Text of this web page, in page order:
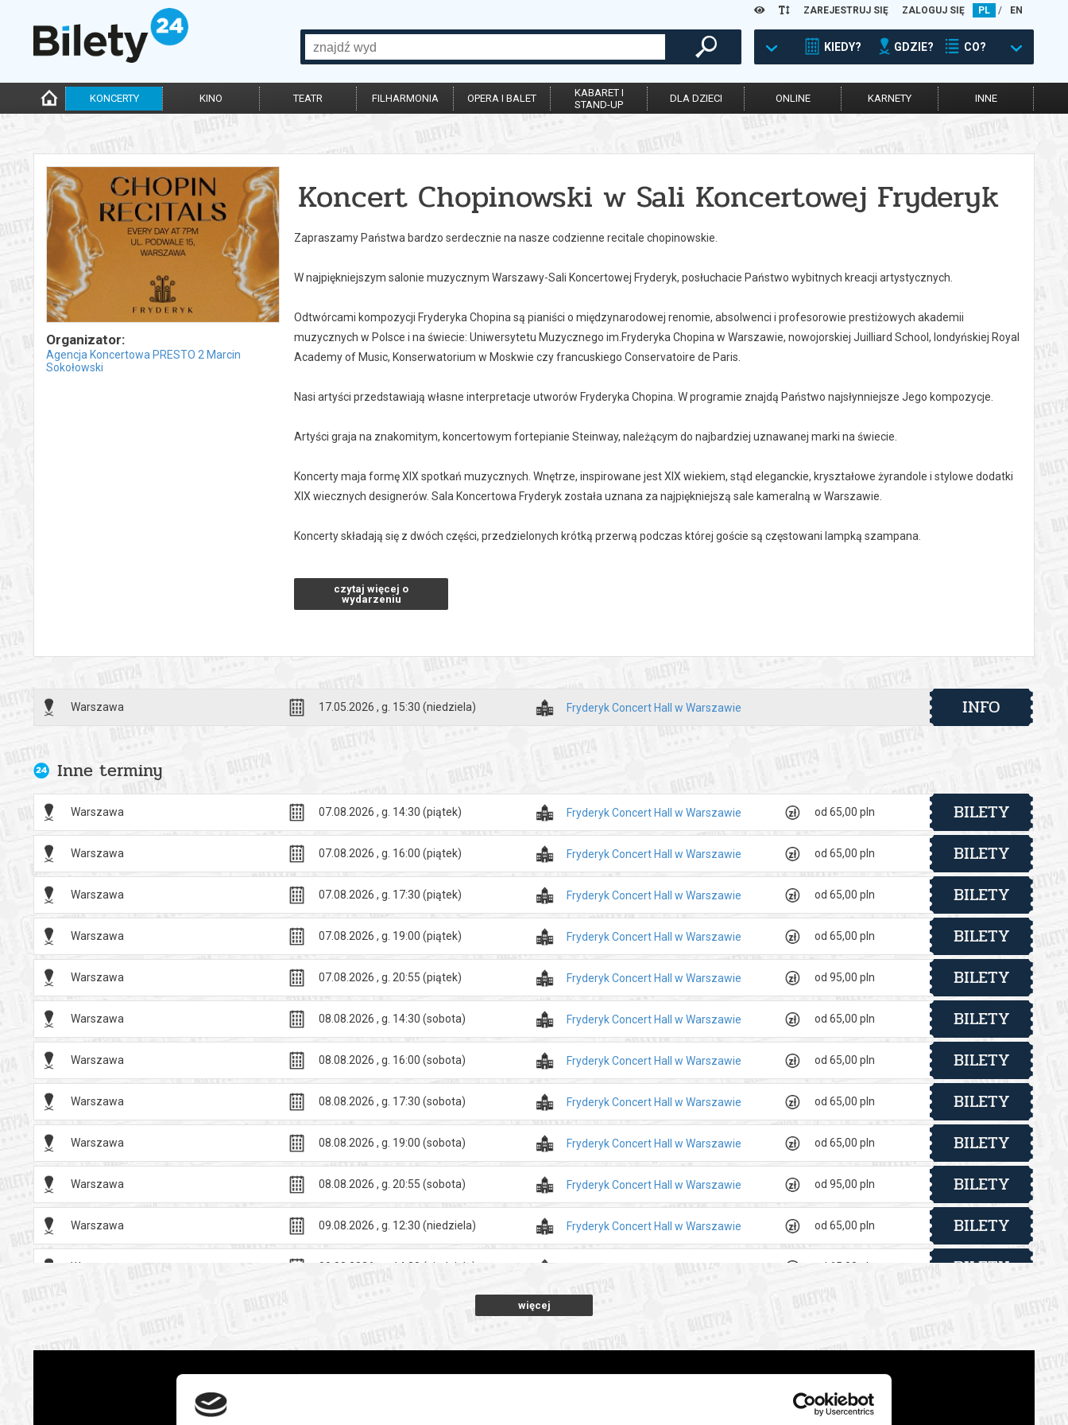
ZAREJESTRUJ SIĘ ZALOGUJ SIĘ PL / EN
KIEDY? GDZIE? CO?
KONCERTY KINO TEATR FILHARMONIA OPERA I BALET
KABARET I
STAND-UP
DLA DZIECI ONLINE KARNETY INNE
Organizator:
Agencja Koncertowa PRESTO 2 Marcin
Sokołowski
Koncert Chopinowski w Sali Koncertowej Fryderyk
Zapraszamy Państwa bardzo serdecznie na nasze codzienne recitale chopinowskie.
W najpiękniejszym salonie muzycznym Warszawy-Sali Koncertowej Fryderyk, posłuchacie Państwo wybitnych kreacji artystycznych.
Odtwórcami kompozycji Fryderyka Chopina są pianiści o międzynarodowej renomie, absolwenci i profesorowie prestiżowych akademii
muzycznych w Polsce i na świecie: Uniwersytetu Muzycznego im.Fryderyka Chopina w Warszawie, nowojorskiej Juilliard School, londyńskiej Royal
Academy of Music, Konserwatorium w Moskwie czy francuskiego Conservatoire de Paris.
Nasi artyści przedstawiają własne interpretacje utworów Fryderyka Chopina. W programie znajdą Państwo najsłynniejsze Jego kompozycje.
Artyści graja na znakomitym, koncertowym fortepianie Steinway, należącym do najbardziej uznawanej marki na świecie.
Koncerty maja formę XIX spotkań muzycznych. Wnętrze, inspirowane jest XIX wiekiem, stąd eleganckie, kryształowe żyrandole i stylowe dodatki
XIX wiecznych designerów. Sala Koncertowa Fryderyk została uznana za najpiękniejszą sale kameralną w Warszawie.
Koncerty składają się z dwóch części, przedzielonych krótką przerwą podczas której goście są częstowani lampką szampana.
Czas trwania koncertu: 1 godzina.
Bezpieczne zakupy w Bilety24. W przypadku odwołania wydarzenia, gwarantujemy automatyczny zwrot środków potwierdzony komunikatem
wysyłanym na adres e-mail, podany podczas zakupu.
czytaj więcej o
wydarzeniu
Warszawa 17.05.2026 , g. 15:30 (niedziela) Fryderyk Concert Hall w Warszawie INFO
Inne terminy
Warszawa 07.08.2026 , g. 14:30 (piątek) Fryderyk Concert Hall w Warszawie od 65,00 pln BILETY
Warszawa 07.08.2026 , g. 16:00 (piątek) Fryderyk Concert Hall w Warszawie od 65,00 pln BILETY
Warszawa 07.08.2026 , g. 17:30 (piątek) Fryderyk Concert Hall w Warszawie od 65,00 pln BILETY
Warszawa 07.08.2026 , g. 19:00 (piątek) Fryderyk Concert Hall w Warszawie od 65,00 pln BILETY
Warszawa 07.08.2026 , g. 20:55 (piątek) Fryderyk Concert Hall w Warszawie od 95,00 pln BILETY
Warszawa 08.08.2026 , g. 14:30 (sobota) Fryderyk Concert Hall w Warszawie od 65,00 pln BILETY
Warszawa 08.08.2026 , g. 16:00 (sobota) Fryderyk Concert Hall w Warszawie od 65,00 pln BILETY
Warszawa 08.08.2026 , g. 17:30 (sobota) Fryderyk Concert Hall w Warszawie od 65,00 pln BILETY
Warszawa 08.08.2026 , g. 19:00 (sobota) Fryderyk Concert Hall w Warszawie od 65,00 pln BILETY
Warszawa 08.08.2026 , g. 20:55 (sobota) Fryderyk Concert Hall w Warszawie od 95,00 pln BILETY
Warszawa 09.08.2026 , g. 12:30 (niedziela) Fryderyk Concert Hall w Warszawie od 65,00 pln BILETY
Warszawa 09.08.2026 , g. 14:30 (niedziela) od 65,00 pln BILETY
09.08.2026 , g. 16:00 (niedziela) od 65,00 pln
Warszawa 09.08.2026 , g. 17:30(niedziela) Fryderyk Concert Hall w Warszawie od 65,00 pln BILETY
od 65,00 pln
więcej